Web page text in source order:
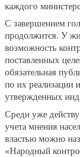
каждого
С завершением
продолжится. У
возможность
поставленных
обязательная
по их реализации
утвержденных
Среди уже
учета мнения
властью можно
«Народный